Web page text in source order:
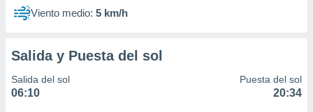
Viento medio: 5 km/h
Salida y Puesta del sol
Salida del sol
06:10
Puesta del sol
20:34